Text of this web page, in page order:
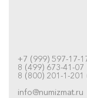
+7 (999) 597-17-
8 (499) 673-41-07
8 (800) 201-1-
info@numizmat.ru